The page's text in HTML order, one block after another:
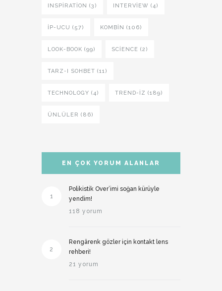
INSPIRATION (3) INTERVIEW (4)
İP-UCU (57) KOMBIN (106)
LOOK-BOOK (99) SCIENCE (2)
TARZ-I SOHBET (11)
TECHNOLOGY (4) TREND-IZ (189)
ÜNLÜLER (86)
EN ÇOK YORUM ALANLAR
1
Polikistik Over’imi soğan kürüyle
yendim!
118 yorum
2
Rengârenk gözler için kontakt lens
rehberi!
21 yorum